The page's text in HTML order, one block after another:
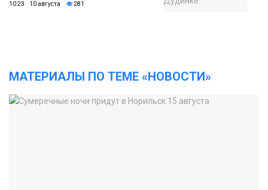
10:23 10 августа 281
МАТЕРИАЛЫ ПО ТЕМЕ «НОВОСТИ»